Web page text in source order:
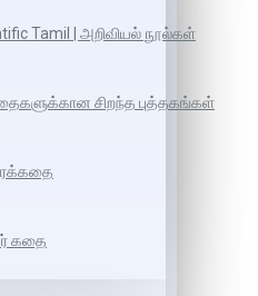
Tamil | அறிவியல் நூல்கள்
சிறந்த புத்தகங்கள்
கதை